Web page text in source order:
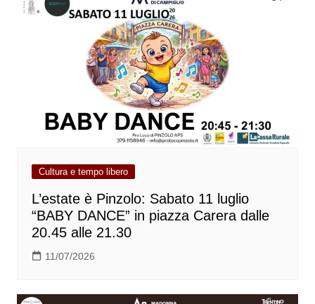
Cultura e tempo libero
L’estate è Pinzolo: Sabato 11 luglio
“BABY DANCE” in piazza Carera dalle
20.45 alle 21.30
11/07/2026